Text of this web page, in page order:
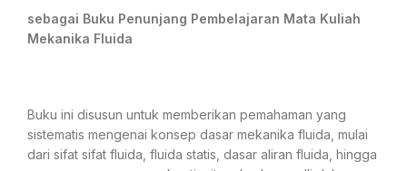
sebagai Buku Penunjang Pembelajaran Mata Kuliah
Mekanika Fluida
Buku ini disusun untuk memberikan pemahaman yang
sistematis mengenai konsep dasar mekanika fluida, mulai
dari sifat sifat fluida, fluida statis, dasar aliran fluida, hingga